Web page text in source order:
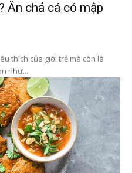
Ăn chả cá có mập
thích của giới trẻ mà còn là
như...